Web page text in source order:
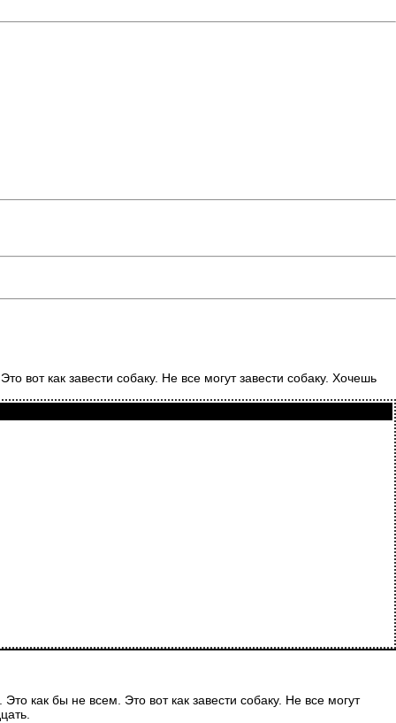
как завести собаку. Не все могут завести собаку. Хочешь
как бы не всем. Это вот как завести собаку. Не все могут